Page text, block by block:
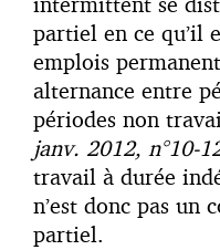
partiel en ce qu’il
emplois
alternance entre
périodes non
janv. 2012, n°10-
travail à durée
n’est donc pas un
partiel.